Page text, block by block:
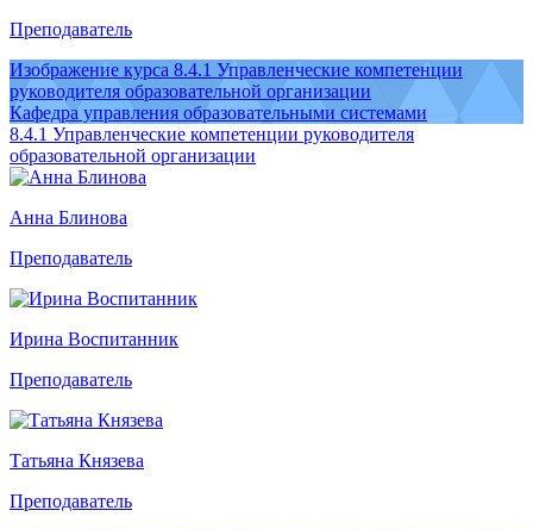
Преподаватель
Изображение курса 8.4.1 Управленческие компетенции
руководителя образовательной организации
Кафедра управления образовательными системами
8.4.1 Управленческие компетенции руководителя
образовательной организации
Анна Блинова
Преподаватель
Ирина Воспитанник
Преподаватель
Татьяна Князева
Преподаватель